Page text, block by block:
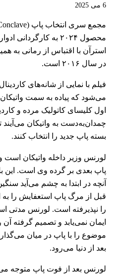
6 می 2025
محصول ۲۰۲۴ به
استرآن با اقتباس از رمانی به
در سال ۲۰۱۶ است.
فیلم با نمایی از شانه‌های
می‌شود که پیاده به سمت
اول کلیسای کاتولیک مرده و
چمدان‌به‌دست به واتیکان
بسته پاپ جدید را انتخاب کنند.
لورنس وزیر داخله واتیکان است و
پاپ بعدی بر گرده وی است. این
آنچه در ابتدا به چشم می‌آید
قبل از مرگ پاپ استعفایش را به
را نپذیرفته است. لورنس مدتی
ایمان نمی‌یابد و تصمیم گرفته آن
موضوع را با پاپ در میان
بعد از دنیا می‌رود.
لورنس بعد از فوت پاپ متوجه